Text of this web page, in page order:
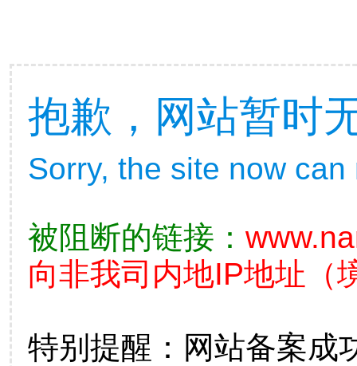
抱歉，网站暂时
Sorry, the site now
被阻断的链接：
向非我司内地IP地址（
特别提醒：网站备案成